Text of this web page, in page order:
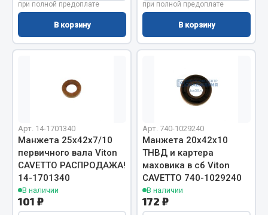
Весь раздел
Цепи подъёмные
Весь раздел
Кольца уплотнительные
Лента конвейерная
Манжеты
Паронит
при полной предоплате
В корзину
при полной предоплате
В корзину
Арт. 14-1701340
Манжета 25х42х7/10
первичного вала Viton
CAVETTO РАСПРОДАЖА!
14-1701340
В наличии
101 ₽
Арт. 740-1029240
Манжета 20х42х10
ТНВД и картера
маховика в сб Viton
CAVETTO 740-1029240
В наличии
172 ₽